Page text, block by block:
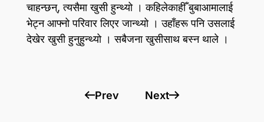
चाहन्छन्‌, त्यसैमा खुसी हुन्थ्यो । कहिलेकाहीँ बुबाआमालाई
भेट्न आफ्नो परिवार लिएर जान्थ्यो । उहाँहरू पनि उसलाई
देखेर खुसी हुनुहुन्थ्यो । सबैजना खुसीसाथ बस्न थाले ।
Prev Next